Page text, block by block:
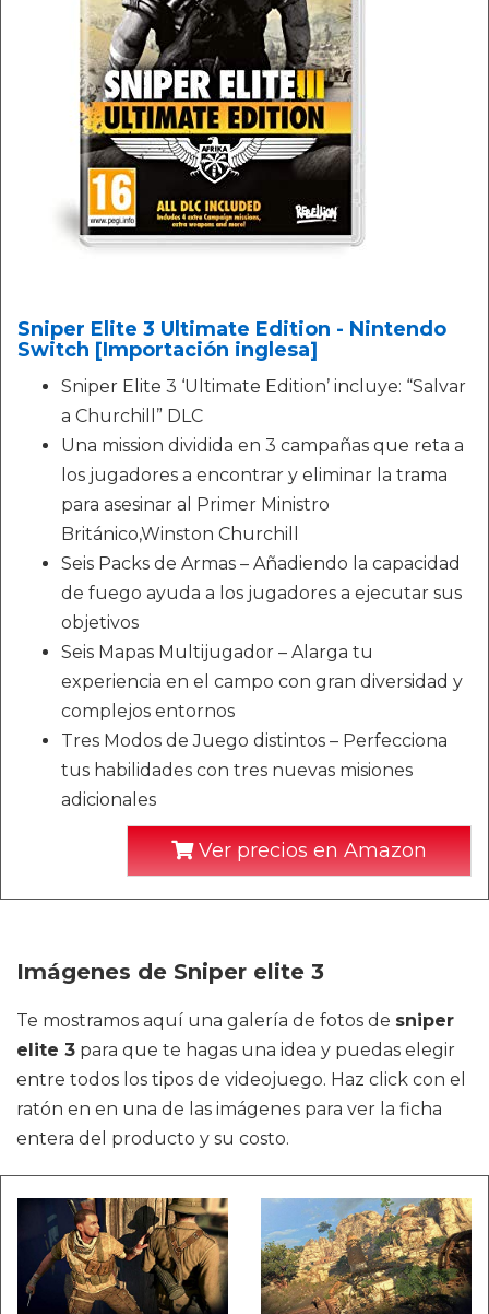
Sniper Elite 3 Ultimate Edition - Nintendo
Switch [Importación inglesa]
Sniper Elite 3 ‘Ultimate Edition’ incluye: “Salvar
a Churchill” DLC
Una mission dividida en 3 campañas que reta a
los jugadores a encontrar y eliminar la trama
para asesinar al Primer Ministro
Británico,Winston Churchill
Seis Packs de Armas – Añadiendo la capacidad
de fuego ayuda a los jugadores a ejecutar sus
objetivos
Seis Mapas Multijugador – Alarga tu
experiencia en el campo con gran diversidad y
complejos entornos
Tres Modos de Juego distintos – Perfecciona
tus habilidades con tres nuevas misiones
adicionales
Ver precios en Amazon
Imágenes de Sniper elite 3
Te mostramos aquí una galería de fotos de sniper
elite 3 para que te hagas una idea y puedas elegir
entre todos los tipos de videojuego. Haz click con el
ratón en en una de las imágenes para ver la ficha
entera del producto y su costo.